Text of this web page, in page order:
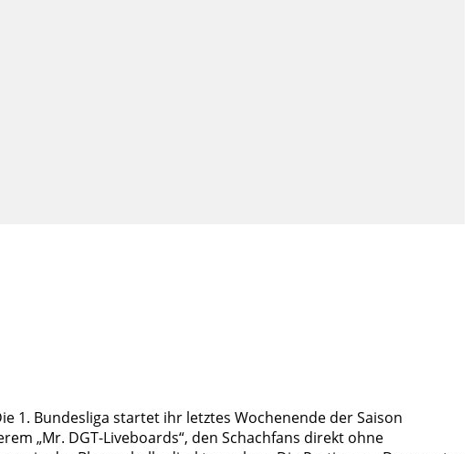
1. Bundesliga startet ihr letztes Wochenende der Saison
„Mr. DGT-Liveboards“, den Schachfans direkt ohne